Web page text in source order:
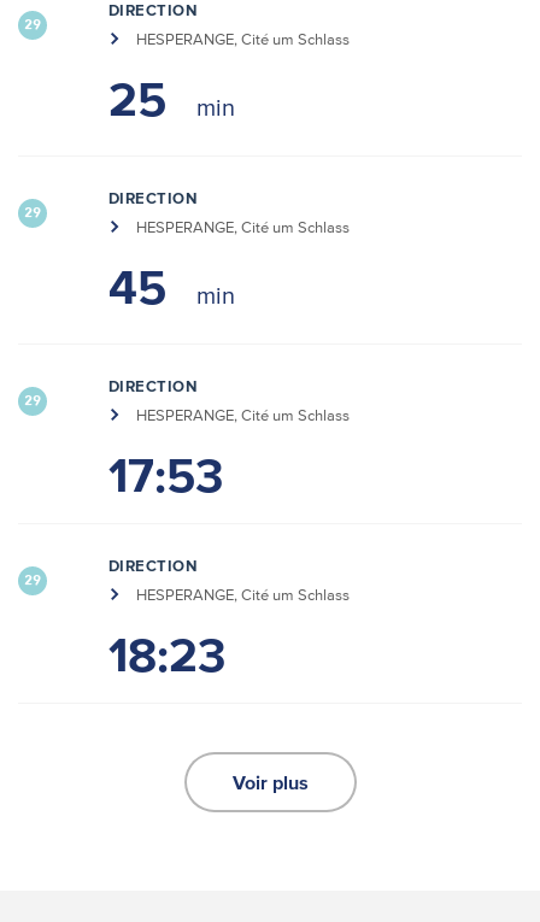
29
DIRECTION
HESPERANGE, Cité um Schlass
25
29
DIRECTION
HESPERANGE, Cité um Schlass
45
29
DIRECTION
HESPERANGE, Cité um Schlass
17:53
29
DIRECTION
HESPERANGE, Cité um Schlass
18:23
Voir plus